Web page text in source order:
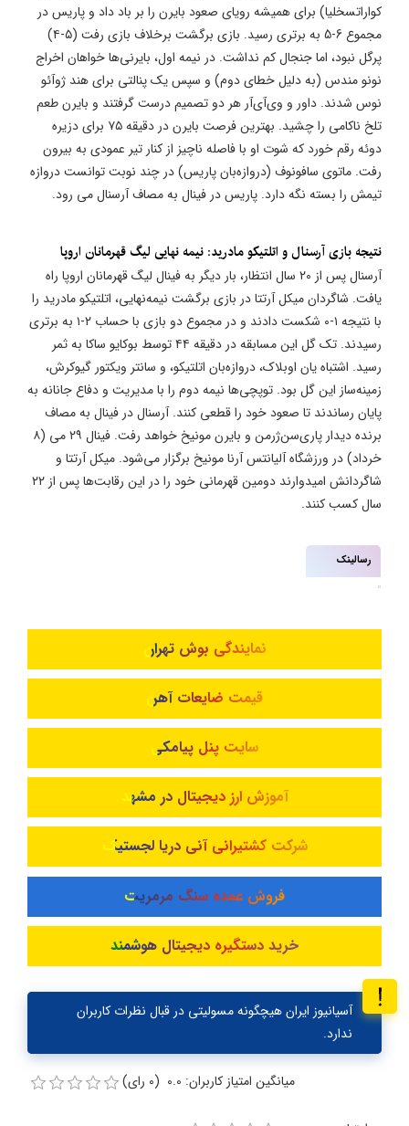
کواراتسخلیا) برای همیشه رویای صعود بایرن را بر باد داد و پاریس در
مجموع 6-5 به برتری رسید. بازی برگشت برخلاف بازی رفت (۵-۴)
پرگل نبود، اما جنجال کم نداشت. در نیمه اول، بایرنی‌ها خواهان اخراج
نونو مندس (به دلیل خطای دوم) و سپس یک پنالتی برای هند ژوآئو
نوس شدند. داور و وی‌آی‌آر هر دو تصمیم درست گرفتند و بایرن طعم
تلخ ناکامی را چشید. بهترین فرصت بایرن در دقیقه ۷۵ برای دزیره
دوئه رقم خورد که شوت او با فاصله ناچیز از کنار تیر عمودی به بیرون
رفت. ماتوی سافونوف (دروازه‌بان پاریس) در چند نوبت توانست دروازه
تیمش را بسته نگه دارد. پاریس در فینال به مصاف آرسنال می رود.
نتیجه بازی آرسنال و اتلتیکو مادرید: نیمه نهایی لیگ قهرمانان اروپا
آرسنال پس از ۲۰ سال انتظار، بار دیگر به فینال لیگ قهرمانان اروپا راه
یافت. شاگردان میکل آرتتا در بازی برگشت نیمه‌نهایی، اتلتیکو مادرید را
با نتیجه ۱-۰ شکست دادند و در مجموع دو بازی با حساب ۲-۱ به برتری
رسیدند. تک گل این مسابقه در دقیقه ۴۴ توسط بوکایو ساکا به ثمر
رسید. اشتباه یان اوبلاک، دروازه‌بان اتلتیکو، و سانتر ویکتور گیوکرش،
زمینه‌ساز این گل بود. توپچی‌ها نیمه دوم را با مدیریت و دفاع جانانه به
پایان رساندند تا صعود خود را قطعی کنند. آرسنال در فینال به مصاف
برنده دیدار پاری‌سن‌ژرمن و بایرن مونیخ خواهد رفت. فینال ۲۹ می (۸
خرداد) در ورزشگاه آلیانتس آرنا مونیخ برگزار می‌شود. میکل آرتتا و
شاگردانش امیدوارند دومین قهرمانی خود را در این رقابت‌ها پس از ۲۲
سال کسب کنند.
رسالینک
نمایندگی بوش تهران
قیمت ضایعات آهن
سایت پنل پیامکی
آموزش ارز دیجیتال در مشهد
شرکت کشتیرانی آنی دریا لجستیک
فروش عمده سنگ مرمریت
خرید دستگیره دیجیتال هوشمند
آسیانیوز ایران هیچگونه مسولیتی در قبال نظرات کاربران
ندارد.
میانگین امتیاز کاربران: 0.0 (0 رای)